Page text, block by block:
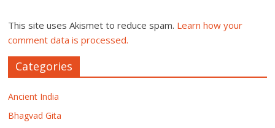
This site uses Akismet to reduce spam. Learn how your
comment data is processed.
Categories
Ancient India
Bhagvad Gita